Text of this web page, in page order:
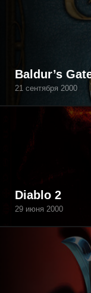
Baldur’s
21 сентября 2000
Diablo 2
29 июня 2000